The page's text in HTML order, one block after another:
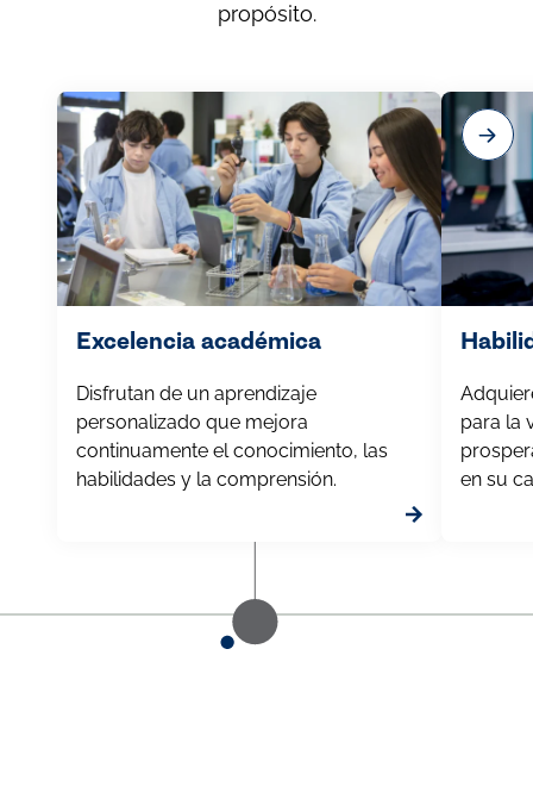
propósito.
Excelencia académica
Disfrutan de un aprendizaje
personalizado que mejora
continuamente el conocimiento, las
habilidades y la comprensión.
para la
en su